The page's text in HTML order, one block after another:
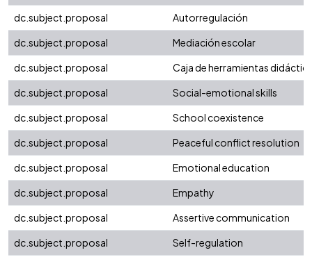
dc.subject.proposal
Autorregulación
dc.subject.proposal
Mediación escolar
dc.subject.proposal
Caja de herramientas
dc.subject.proposal
Social-emotional skills
dc.subject.proposal
School coexistence
dc.subject.proposal
Peaceful conflict resolution
dc.subject.proposal
Emotional education
dc.subject.proposal
Empathy
dc.subject.proposal
Assertive communication
dc.subject.proposal
Self-regulation